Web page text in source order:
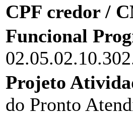
CPF credor /
Funcional
Projeto
do Pronto